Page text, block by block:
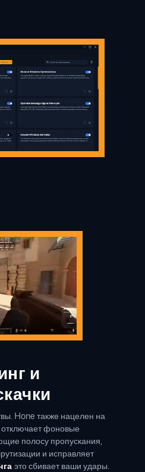
и
Hone также нацелен на
отключает фоновые
полосу пропускания,
и исправляет
это сбивает ваши удары.